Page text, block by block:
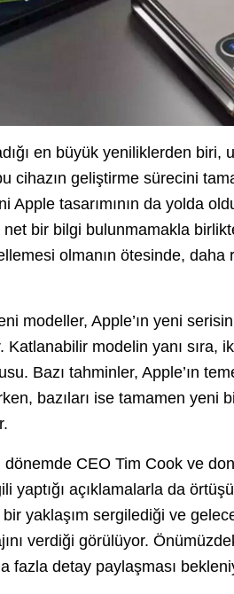
en büyük yeniliklerden
cihazın geliştirme sürecini
Apple tasarımının da yolda
net bir bilgi bulunmamakla
olmanın ötesinde,
modeller, Apple’ın yeni
Katlanabilir modelin yanı sıra,
Bazı tahminler, Apple’ın
bazıları ise tamamen yeni
dönemde CEO Tim Cook ve
yaptığı açıklamalarla da
yaklaşım sergilediği ve
verdiği görülüyor.
fazla detay paylaşması